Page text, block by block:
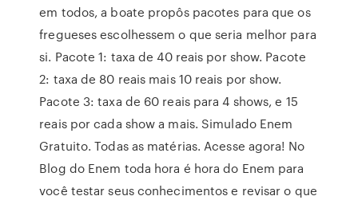
em todos, a boate propôs pacotes para que os
fregueses escolhessem o que seria melhor para
si. Pacote 1: taxa de 40 reais por show. Pacote
2: taxa de 80 reais mais 10 reais por show.
Pacote 3: taxa de 60 reais para 4 shows, e 15
reais por cada show a mais. Simulado Enem
Gratuito. Todas as matérias. Acesse agora! No
Blog do Enem toda hora é hora do Enem para
você testar seus conhecimentos e revisar o que